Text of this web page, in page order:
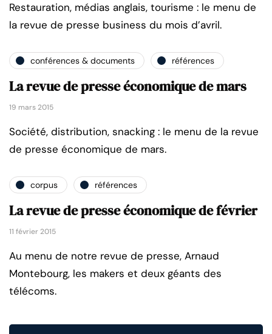
Restauration, médias anglais, tourisme : le menu de
la revue de presse business du mois d’avril.
conférences & documents références
La revue de presse économique de mars
19 mars 2015
Société, distribution, snacking : le menu de la revue
de presse économique de mars.
corpus références
La revue de presse économique de février
11 février 2015
Au menu de notre revue de presse, Arnaud
Montebourg, les makers et deux géants des
télécoms.